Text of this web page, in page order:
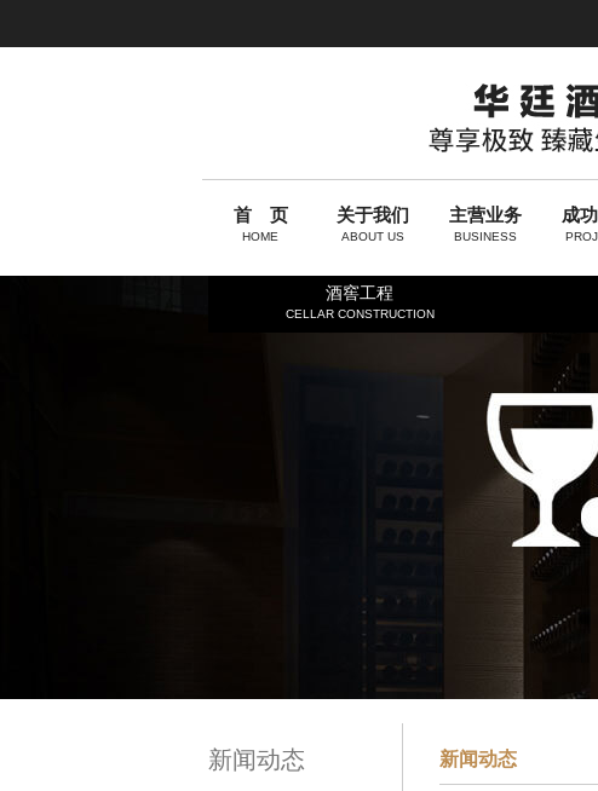
首 页
HOME
关于我们
ABOUT US
主营业务
BUSINESS
成
酒窖工程
CELLAR CONSTRUCTION
新闻动态 新闻动态